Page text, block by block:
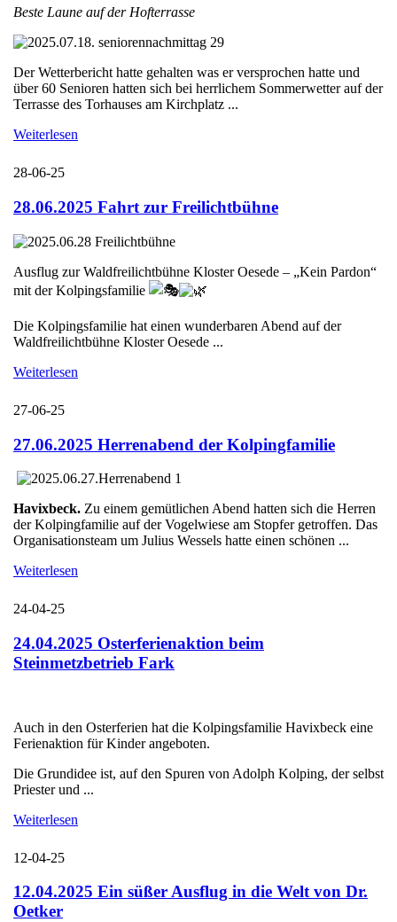
Beste Laune auf der Hofterrasse
Der Wetterbericht hatte gehalten was er versprochen hatte und
über 60 Senioren hatten sich bei herrlichem Sommerwetter auf der
Terrasse des Torhauses am Kirchplatz ...
Weiterlesen
28-06-25
28.06.2025 Fahrt zur Freilichtbühne
Ausflug zur Waldfreilichtbühne Kloster Oesede – „Kein Pardon“
mit der Kolpingsfamilie
Die Kolpingsfamilie hat einen wunderbaren Abend auf der
Waldfreilichtbühne Kloster Oesede ...
Weiterlesen
27-06-25
27.06.2025 Herrenabend der Kolpingfamilie
Havixbeck. Zu einem gemütlichen Abend hatten sich die Herren
der Kolpingfamilie auf der Vogelwiese am Stopfer getroffen. Das
Organisationsteam um Julius Wessels hatte einen schönen ...
Weiterlesen
24-04-25
24.04.2025 Osterferienaktion beim
Steinmetzbetrieb Fark
Auch in den Osterferien hat die Kolpingsfamilie Havixbeck eine
Ferienaktion für Kinder angeboten.
Die Grundidee ist, auf den Spuren von Adolph Kolping, der selbst
Priester und ...
Weiterlesen
12-04-25
12.04.2025 Ein süßer Ausflug in die Welt von Dr.
Oetker